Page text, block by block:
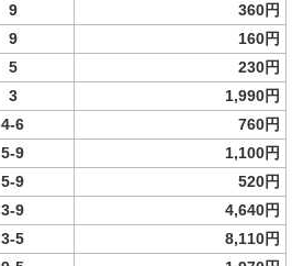
9 360円
9
160円
5
230円
3
1,990円
4-6
760円
5-9 1,100円
5-9
520円
3-9
4,640円
3-5
8,110円